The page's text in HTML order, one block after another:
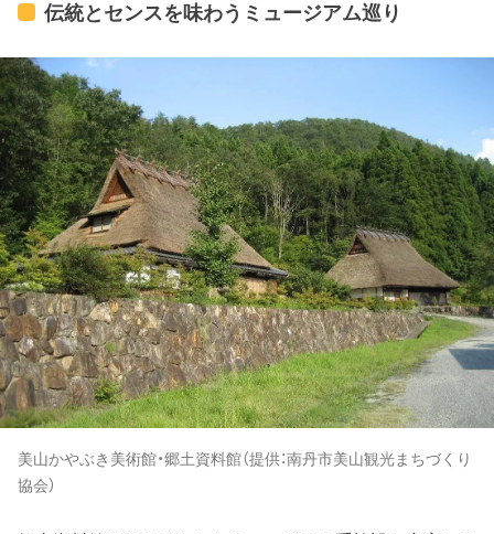
伝統とセンスを味わうミュージアム巡り
美山かやぶき美術館・郷土資料館（提供：南丹市美山観光まちづくり
協会）